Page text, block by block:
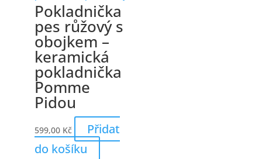
Pokladnička
pes růžový s
obojkem –
keramická
pokladnička
Pomme
Pidou
599,00 Kč
Přidat
do košíku